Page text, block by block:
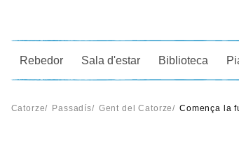
Rebedor Sala d'estar Biblioteca
Catorze/ Passadís/ Gent del Catorze/ Comença la